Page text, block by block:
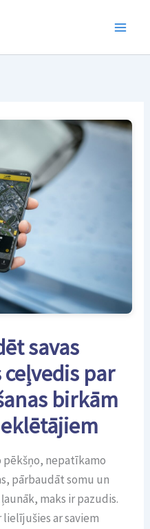
savas
par
birkām
pēkšņo, nepatīkamo
pārbaudāt somu un
maks ir pazudis.
ar saviem